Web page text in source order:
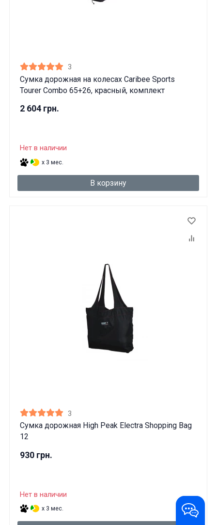
3
Сумка дорожная на колесах Caribee Sports
Tourer Combo 65+26, красный, комплект
2 604 грн.
Нет в наличии
x 3 мес.
В корзину
3
Сумка дорожная High Peak Electra Shopping Bag
12
930 грн.
Нет в наличии
x 3 мес.